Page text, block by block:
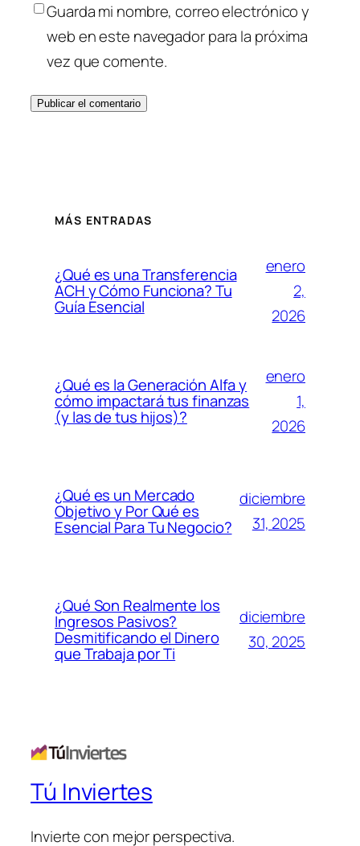
Guarda mi nombre, correo electrónico y
web en este navegador para la próxima
vez que comente.
MÁS ENTRADAS
¿Qué es una Transferencia
ACH y Cómo Funciona? Tu
Guía Esencial
enero
2,
2026
¿Qué es la Generación Alfa y
cómo impactará tus finanzas
(y las de tus hijos)?
enero
1,
2026
¿Qué es un Mercado
Objetivo y Por Qué es
Esencial Para Tu Negocio?
diciembre
31, 2025
¿Qué Son Realmente los
Ingresos Pasivos?
Desmitificando el Dinero
que Trabaja por Ti
diciembre
30, 2025
Tú Inviertes
Invierte con mejor perspectiva.